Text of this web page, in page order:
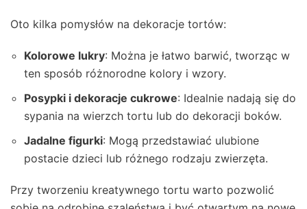
Oto kilka pomysłów na dekoracje tortów:
Kolorowe lukry: Można je łatwo barwić, tworząc w
ten sposób różnorodne kolory i wzory.
Posypki i dekoracje cukrowe: Idealnie nadają się do
sypania na wierzch tortu lub do dekoracji boków.
Jadalne figurki: Mogą przedstawiać ulubione
postacie dzieci lub różnego rodzaju zwierzęta.
Przy tworzeniu kreatywnego tortu warto pozwolić